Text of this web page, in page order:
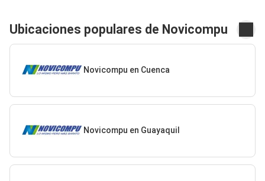
Ubicaciones populares de Novicompu
Novicompu en Cuenca
Novicompu en Guayaquil